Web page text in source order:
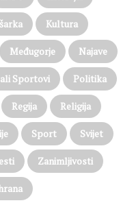
Kultura
Međugorje Najave
Sportovi Politika
Regija Religija
Sport Svijet
Zanimljivosti